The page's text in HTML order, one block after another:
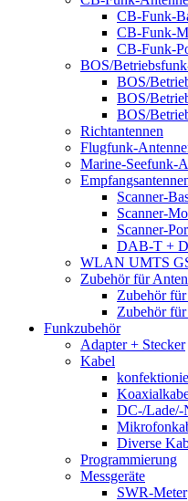
CB-Funk-
CB-Funk-
CB-Funk-
BOS/
BOS/
BOS/
BOS/
Richtantennen
Flugfunk-
Marine-Seefunk-
Scanner-
Scanner-
Scanner-
DAB-T +
WLAN UMTS
Zubehör für
Zubehör für
Zubehör
Funkzubehör
Adapter + Stecker
Kabel
DC-/Lade/-
Diverse
Programmierung
Messgeräte
SWR-Meter